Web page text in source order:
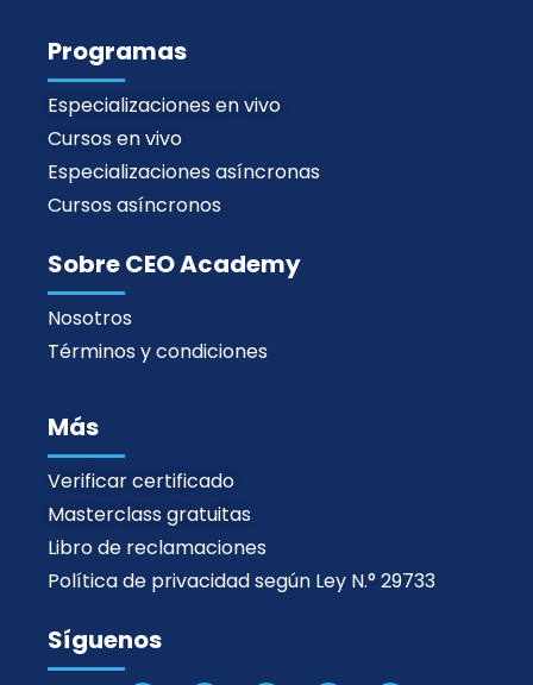
Programas
Especializaciones en vivo
Cursos en vivo
Especializaciones asíncronas
Cursos asíncronos
Sobre CEO Academy
Nosotros
Términos y condiciones
Más
Verificar certificado
Masterclass gratuitas
Libro de reclamaciones
Política de privacidad según Ley N.° 29733
Síguenos